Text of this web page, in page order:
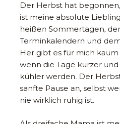
Der Herbst hat
ist meine absolute
heißen Sommertagen,
Terminkalendern und
Her gibt es für mich kaum
wenn die Tage kürzer
kühler werden. Der
sanfte Pause an, selbst
nie wirklich ruhig ist.